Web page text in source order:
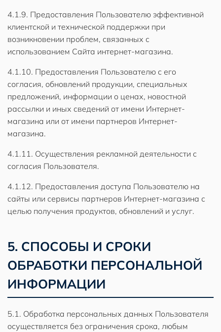
4.1.9. Предоставления Пользователю эффективной
клиентской и технической поддержки при
возникновении проблем, связанных с
использованием Сайта интернет-магазина.
4.1.10. Предоставления Пользователю с его
согласия, обновлений продукции, специальных
предложений, информации о ценах, новостной
рассылки и иных сведений от имени Интернет-
магазина или от имени партнеров Интернет-
магазина.
4.1.11. Осуществления рекламной деятельности с
согласия Пользователя.
4.1.12. Предоставления доступа Пользователю на
сайты или сервисы партнеров Интернет-магазина с
целью получения продуктов, обновлений и услуг.
5. СПОСОБЫ И СРОКИ
ОБРАБОТКИ ПЕРСОНАЛЬНОЙ
ИНФОРМАЦИИ
5.1. Обработка персональных данных Пользователя
осуществляется без ограничения срока, любым